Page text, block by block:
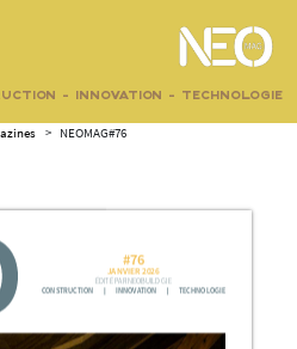
- INNOVATION - TECHNOLOGIE
> NEOMAG#76